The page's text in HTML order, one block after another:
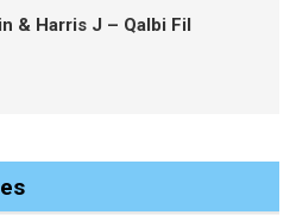
& Harris J – Qalbi Fil